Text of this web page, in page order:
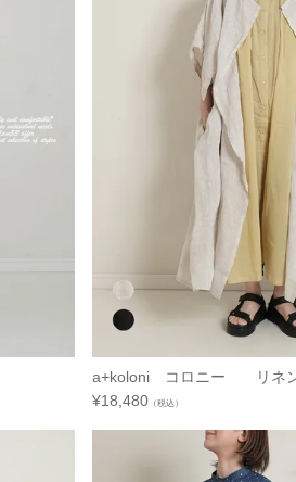
a+koloni コロニー リネン
¥18,480（税込）